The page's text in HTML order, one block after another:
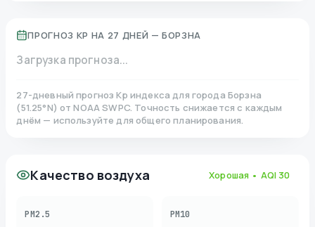
ПРОГНОЗ KP НА 27 ДНЕЙ — БОРЗНА
Загрузка прогноза...
27-дневный прогноз Kp индекса для города Борзна
(51.25°N)от NOAA SWPC. Точность снижается с каждым
днём — используйте для общего планирования.
Качество воздуха Хорошая • AQI 30
PM2.5 PM10